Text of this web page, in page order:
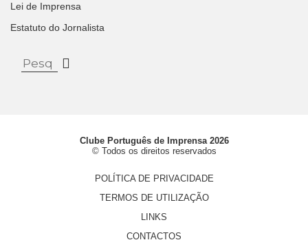
Lei de Imprensa
Estatuto do Jornalista
Clube Português de Imprensa 2026
© Todos os direitos reservados
POLÍTICA DE PRIVACIDADE
TERMOS DE UTILIZAÇÃO
LINKS
CONTACTOS